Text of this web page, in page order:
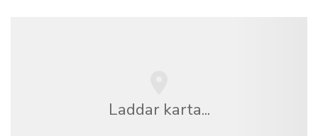
Laddar karta...